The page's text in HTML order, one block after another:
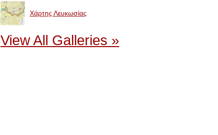
Χάρτης Λευκωσίας
View All Galleries »